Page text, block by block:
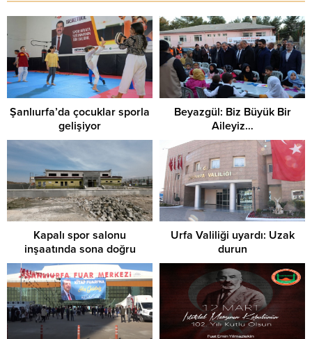
Şanlıurfa’da çocuklar sporla
gelişiyor
Beyazgül: Biz Büyük Bir
Aileyiz…
Kapalı spor salonu
inşaatında sona doğru
Urfa Valiliği uyardı: Uzak
durun